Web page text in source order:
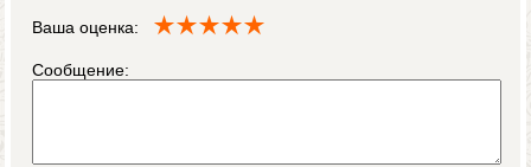
Ваша оценка:
Сообщение: